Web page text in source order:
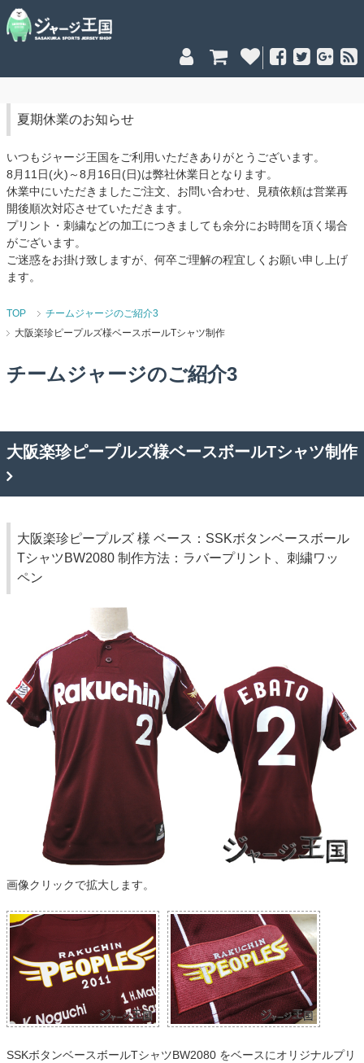
夏期休業のお知らせ
いつもジャージ王国をご利用いただきありがとうございます。
8月11日(火)～8月16日(日)は弊社休業日となります。
休業中にいただきましたご注文、お問い合わせ、見積依頼は営業再
開後順次対応させていただきます。
プリント・刺繍などの加工につきましても余分にお時間を頂く場合
がございます。
ご迷惑をお掛け致しますが、何卒ご理解の程宜しくお願い申し上げ
ます。
TOP
チームジャージのご紹介3
大阪楽珍ピープルズ様ベースボールTシャツ制作
チームジャージのご紹介3
大阪楽珍ピープルズ様ベースボールTシャツ制作
大阪楽珍ピープルズ 様 ベース：SSKボタンベースボール
TシャツBW2080 制作方法：ラバープリント、刺繍ワッ
ペン
画像クリックで拡大します。
SSKボタンベースボールTシャツBW2080 をベースにオリジナルプリ